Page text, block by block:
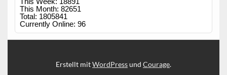
This Month: 82651
Total: 1805841
Currently Online: 96
Erstellt mitWordPressund Courage.